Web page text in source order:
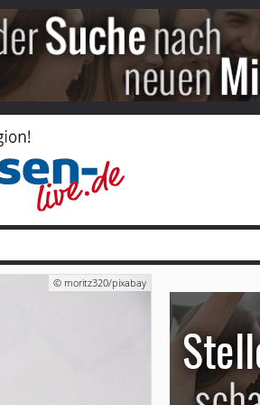
© moritz320/pixabay